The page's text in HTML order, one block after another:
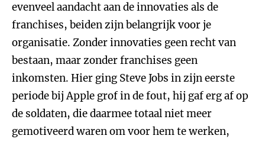
evenveel aandacht aan de innovaties als de
franchises, beiden zijn belangrijk voor je
organisatie. Zonder innovaties geen recht van
bestaan, maar zonder franchises geen
inkomsten. Hier ging Steve Jobs in zijn eerste
periode bij Apple grof in de fout, hij gaf erg af op
de soldaten, die daarmee totaal niet meer
gemotiveerd waren om voor hem te werken,